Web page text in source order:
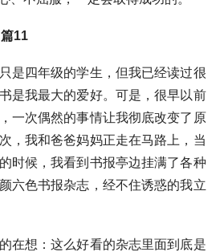
11
是四年级的学生，但我已经读过很
是我最大的爱好。可是，很早以前
一次偶然的事情让我彻底改变了原
，我和爸爸妈妈正走在马路上，当
时候，我看到书报亭边挂满了各种
六色书报杂志，经不住诱惑的我立
在想：这么好看的杂志里面到底是